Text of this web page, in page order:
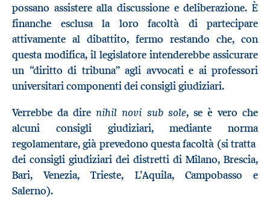
possano assistere alla discussione e deliberazione. È
finanche esclusa la loro facoltà di partecipare
attivamente al dibattito, fermo restando che, con
questa modifica, il legislatore intenderebbe assicurare
un “diritto di tribuna” agli avvocati e ai professori
universitari componenti dei consigli giudiziari.
Verrebbe da direnihil novi sub sole, se è vero che
alcuni consigli giudiziari, mediante norma
regolamentare, già prevedono questa facoltà (si tratta
dei consigli giudiziari dei distretti di Milano, Brescia,
Bari, Venezia, Trieste, L’Aquila, Campobasso e
Salerno).